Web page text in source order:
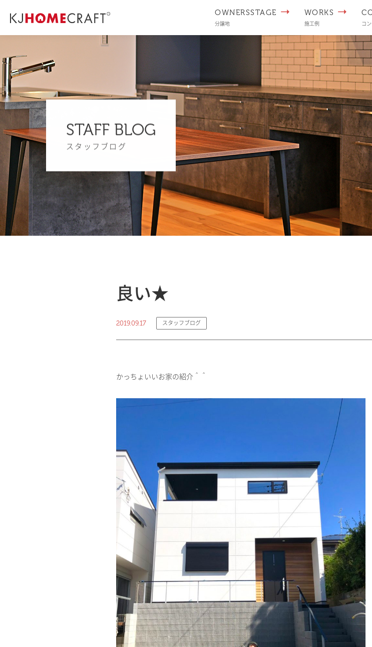
OWNERSSTAGE
分譲地
WORKS
施工例 コ
STAFF BLOG
スタッフブログ
良い★
2019.09.17 スタッフブログ
かっちょいいお家の紹介＾＾